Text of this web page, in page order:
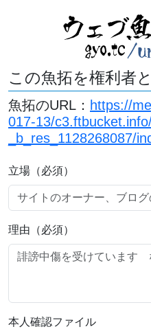
この魚拓を権利者
魚拓のURL： https://
017-13/
_b_res_1128268087/
立場（必須）
理由（必須）
本人確認ファイル